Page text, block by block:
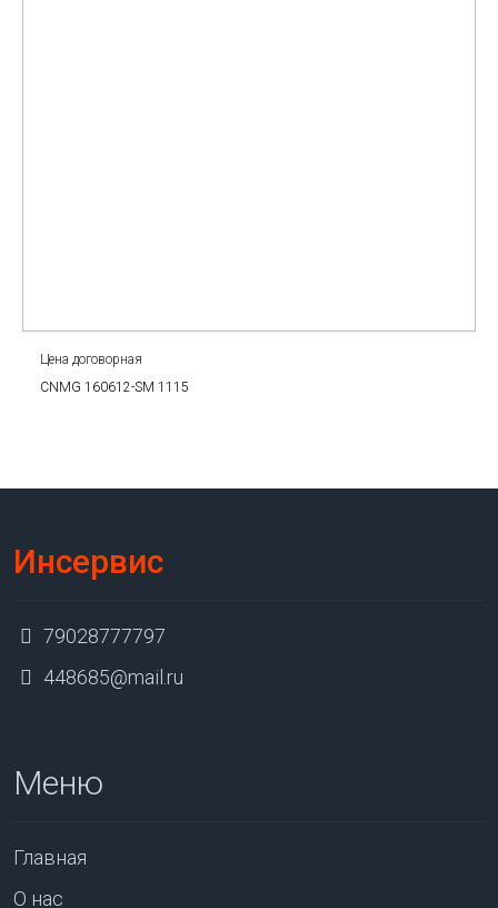
Цена договорная
CNMG 160612-SM 1115
Инсервис
79028777797
448685@mail.ru
Меню
Главная
О нас